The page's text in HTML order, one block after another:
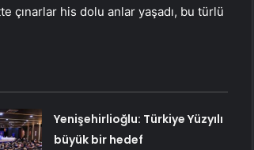
çınarlar his dolu anlar yaşadı, bu türlü
Yenişehirlioğlu: Türkiye Yüzyılı
büyük bir hedef